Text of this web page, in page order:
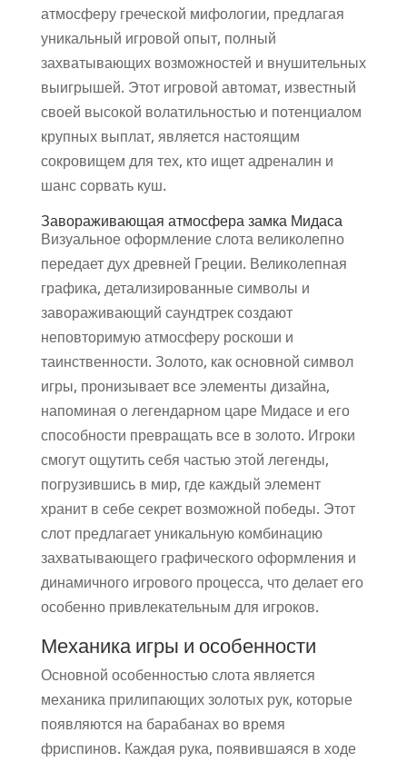
атмосферу греческой мифологии, предлагая
уникальный игровой опыт, полный
захватывающих возможностей и внушительных
выигрышей. Этот игровой автомат, известный
своей высокой волатильностью и потенциалом
крупных выплат, является настоящим
сокровищем для тех, кто ищет адреналин и
шанс сорвать куш.
Завораживающая атмосфера замка Мидаса
Визуальное оформление слота великолепно
передает дух древней Греции. Великолепная
графика, детализированные символы и
завораживающий саундтрек создают
неповторимую атмосферу роскоши и
таинственности. Золото, как основной символ
игры, пронизывает все элементы дизайна,
напоминая о легендарном царе Мидасе и его
способности превращать все в золото. Игроки
смогут ощутить себя частью этой легенды,
погрузившись в мир, где каждый элемент
хранит в себе секрет возможной победы. Этот
слот предлагает уникальную комбинацию
захватывающего графического оформления и
динамичного игрового процесса, что делает его
особенно привлекательным для игроков.
Механика игры и особенности
Основной особенностью слота является
механика прилипающих золотых рук, которые
появляются на барабанах во время
фриспинов. Каждая рука, появившаяся в ходе